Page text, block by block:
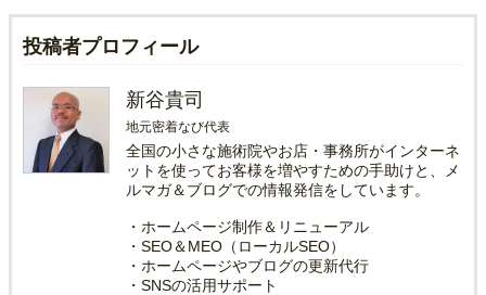
投稿者プロフィール
新谷貴司
地元密着なび代表
全国の小さな施術院やお店・事務所がインターネ
ットを使ってお客様を増やすための手助けと、メ
ルマガ＆ブログでの情報発信をしています。
・ホームページ制作＆リニューアル
・SEO＆MEO（ローカルSEO）
・ホームページやブログの更新代行
・SNSの活用サポート